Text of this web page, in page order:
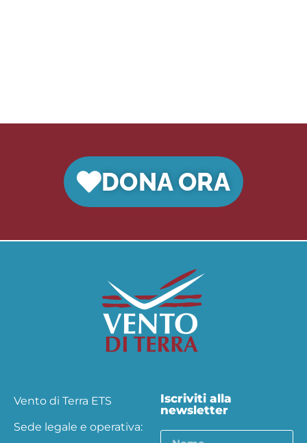
DONA ORA
Vento di Terra ETS
Sede legale e operativa:
Iscriviti alla
newsletter